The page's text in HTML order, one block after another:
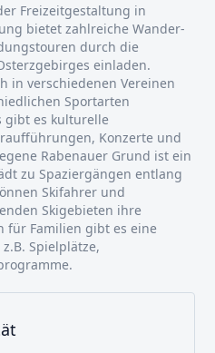
Freizeitgestaltung in
bietet zahlreiche Wander-
durch die
einladen.
in verschiedenen Vereinen
Sportarten
gibt es kulturelle
Konzerte und
Rabenauer Grund ist ein
zu Spaziergängen entlang
Skifahrer und
Skigebieten ihre
für Familien gibt es eine
Spielplätze,